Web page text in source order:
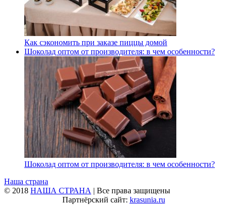
Как сэкономить при заказе пиццы домой
Шоколад оптом от производителя: в чем особенности?
Шоколад оптом от производителя: в чем особенности?
Наша страна
© 2018 НАША СТРАНА | Все права защищены
Партнёрский сайт: krasunia.ru